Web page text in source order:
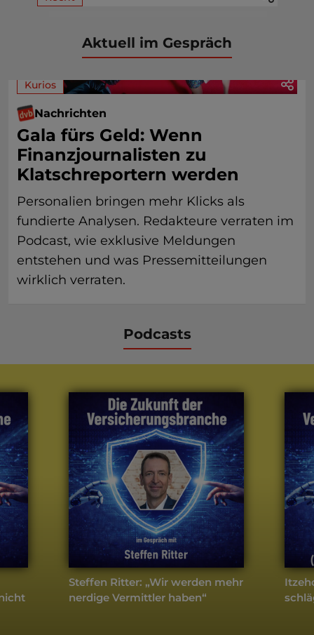
Aktuell im Gespräch
Kurios
Nachrichten
Gala fürs Geld: Wenn
Finanzjournalisten zu
Klatschreportern werden
Personalien bringen mehr Klicks als
fundierte Analysen. Redakteure verraten im
Podcast, wie exklusive Meldungen
entstehen und was Pressemitteilungen
wirklich verraten.
Podcasts
Steffen Ritter: „Wir werden mehr
nerdige Vermittler haben“